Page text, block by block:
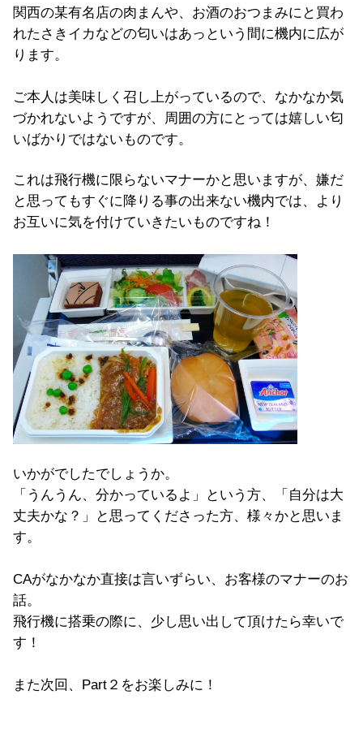
関西の某有名店の肉まんや、お酒のおつまみにと買わ
れたさきイカなどの匂いはあっという間に機内に広が
ります。
ご本人は美味しく召し上がっているので、なかなか気
づかれないようですが、周囲の方にとっては嬉しい匂
いばかりではないものです。
これは飛行機に限らないマナーかと思いますが、嫌だ
と思ってもすぐに降りる事の出来ない機内では、より
お互いに気を付けていきたいものですね！
いかがでしたでしょうか。
「うんうん、分かっているよ」という方、「自分は大
丈夫かな？」と思ってくださった方、様々かと思いま
す。
CAがなかなか直接は言いずらい、お客様のマナーのお
話。
飛行機に搭乗の際に、少し思い出して頂けたら幸いで
す！
また次回、Part２をお楽しみに！